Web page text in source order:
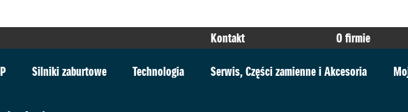
Kontakt O firmie
Silniki zaburtowe Technologia Serwis, Części zamienne i Akcesoria